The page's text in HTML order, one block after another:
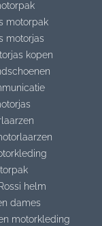
motorpak
motorjas
kopen
helm
dames
motorkleding